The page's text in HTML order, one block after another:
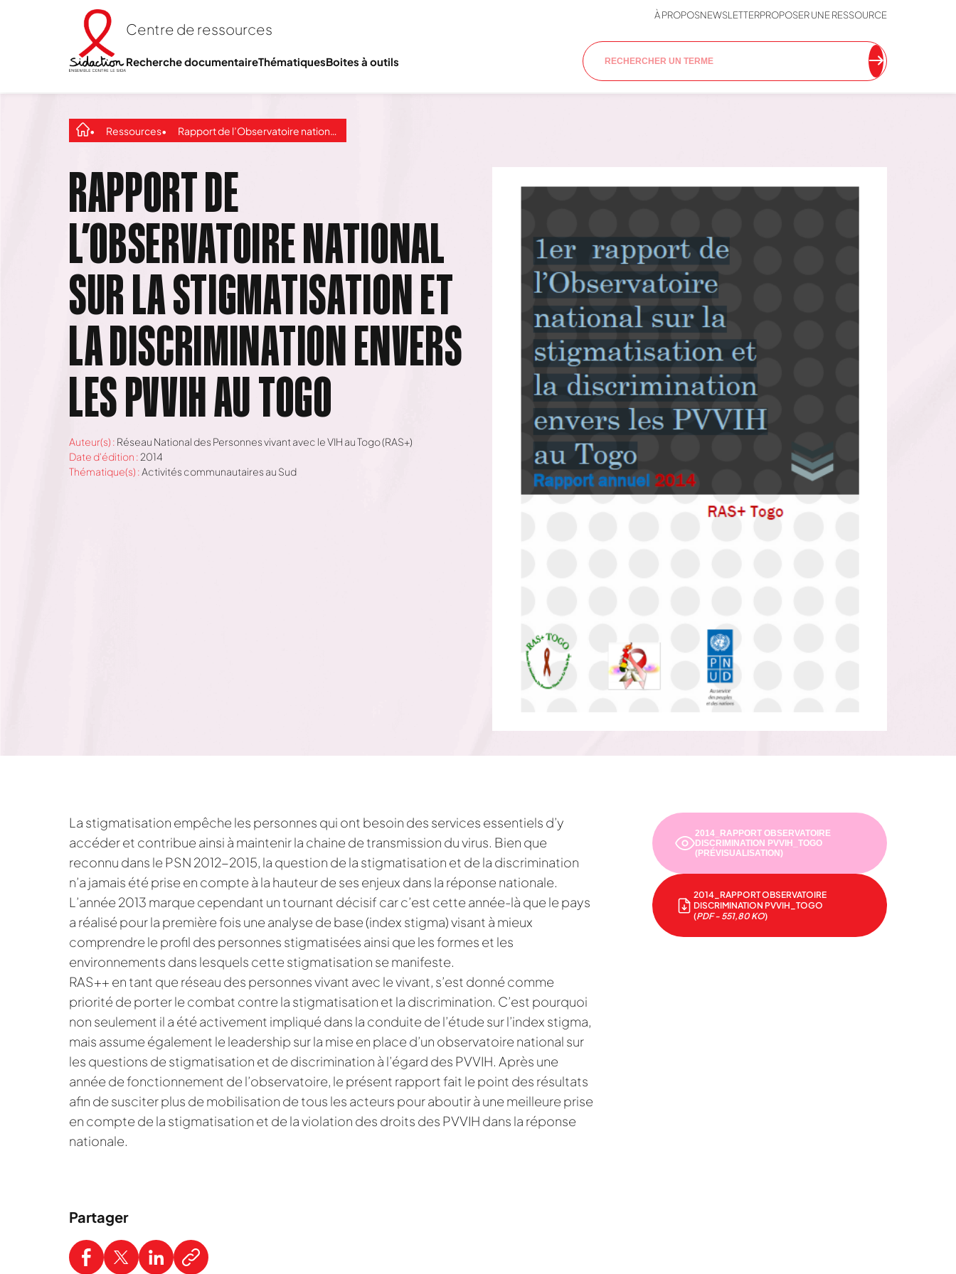
Centre de ressources
À PROPOSNEWSLETTERPROPOSER UNE RESSOURCE
Recherche documentaireThématiquesBoites à outils
Ressources Rapport de l’Observatoire national sur la stigmatisation et la discrimination envers les PVVIH au Togo
RAPPORT DE
L’OBSERVATOIRE NATIONAL
SUR LA STIGMATISATION ET
LA DISCRIMINATION ENVERS
LES PVVIH AU TOGO
Auteur(s) : Réseau National des Personnes vivant avec le VIH au Togo (RAS+)
Date d'édition : 2014
Thématique(s) :Activités communautaires au Sud
La stigmatisation empêche les personnes qui ont besoin des services essentiels d’y
accéder et contribue ainsi à maintenir la chaine de transmission du virus. Bien que
reconnu dans le PSN 2012-2015, la question de la stigmatisation et de la discrimination
n’a jamais été prise en compte à la hauteur de ses enjeux dans la réponse nationale.
L’année 2013 marque cependant un tournant décisif car c’est cette année-là que le pays
a réalisé pour la première fois une analyse de base (index stigma) visant à mieux
comprendre le profil des personnes stigmatisées ainsi que les formes et les
environnements dans lesquels cette stigmatisation se manifeste.
RAS++ en tant que réseau des personnes vivant avec le vivant, s’est donné comme
priorité de porter le combat contre la stigmatisation et la discrimination. C’est pourquoi
non seulement il a été activement impliqué dans la conduite de l’étude sur l’index stigma,
mais assume également le leadership sur la mise en place d’un observatoire national sur
les questions de stigmatisation et de discrimination à l’égard des PVVIH. Après une
année de fonctionnement de l’observatoire, le présent rapport fait le point des résultats
afin de susciter plus de mobilisation de tous les acteurs pour aboutir à une meilleure prise
en compte de la stigmatisation et de la violation des droits des PVVIH dans la réponse
nationale.
Partager
2014_RAPPORT OBSERVATOIRE
DISCRIMINATION PVVIH_TOGO
(PRÉVISUALISATION)
2014_RAPPORT OBSERVATOIRE
DISCRIMINATION PVVIH_TOGO
(PDF - 551,80 KO)